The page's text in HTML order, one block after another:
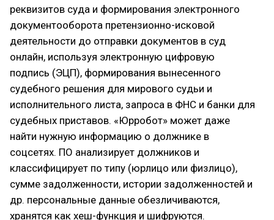
реквизитов суда и формирования электронного
документооборота претензионно-исковой
деятельности до отправки документов в суд
онлайн, используя электронную цифровую
подпись (ЭЦП), формирования вынесенного
судебного решения для мирового судьи и
исполнительного листа, запроса в ФНС и банки для
судебных приставов. «Юрробот» может даже
найти нужную информацию о должнике в
соцсетях. ПО анализирует должников и
классифицирует по типу (юрлицо или физлицо),
сумме задолженности, истории задолженностей и
др. персональные данные обезличиваются,
хранятся как хеш-функция и шифруются.